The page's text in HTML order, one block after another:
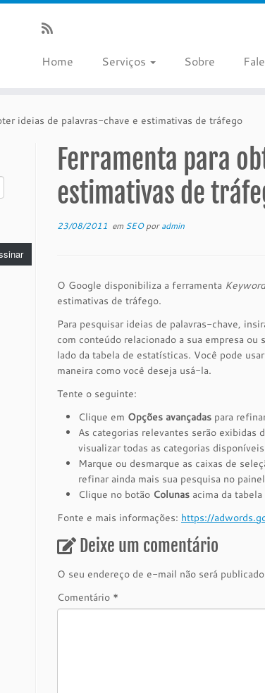
Home Serviços Sobre
ideias de palavras-chave e estimativas de tráfego
Ferramenta para
estimativas de
23/08/2011 em SEOporadmin
O Google disponibiliza a ferramenta
estimativas de tráfego.
Para pesquisar ideias de palavras-chave,
com conteúdo relacionado a sua empresa
lado da tabela de estatísticas. Você pode
maneira como você deseja usá-la.
Tente o seguinte:
Clique em Opções avançadas para
As categorias relevantes serão exibidas
visualizar todas as categorias
Marque ou desmarque as caixas de
refinar ainda mais sua pesquisa no
Clique no botão Colunas acima da
Fonte e mais informações: https://
Deixe um comentário
O seu endereço de e-mail não será
Comentário *